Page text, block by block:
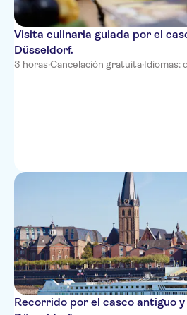
Visita culinaria guiada por el
Düsseldorf.
3 horas·Cancelación gratuita·Idiomas:
Recorrido por el casco antiguo